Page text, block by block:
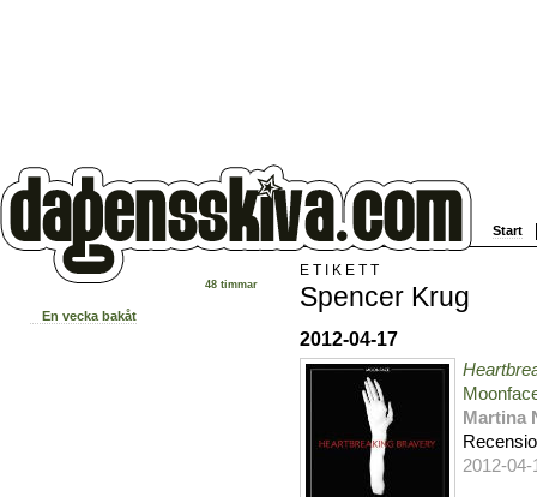
Start
48 timmar
En vecka bakåt
ETIKETT
Spencer Krug
2012-04-17
Martina
2012-04-